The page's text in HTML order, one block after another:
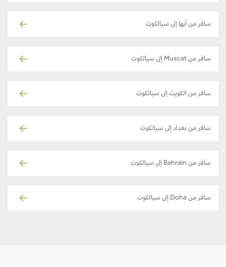
سافر من أبها إلى سيالكوت
سافر من Muscat إلى سيالكوت
سافر من الكويت إلى سيالكوت
سافر من بغداد إلى سيالكوت
سافر من Bahrain إلى سيالكوت
سافر من Doha إلى سيالكوت